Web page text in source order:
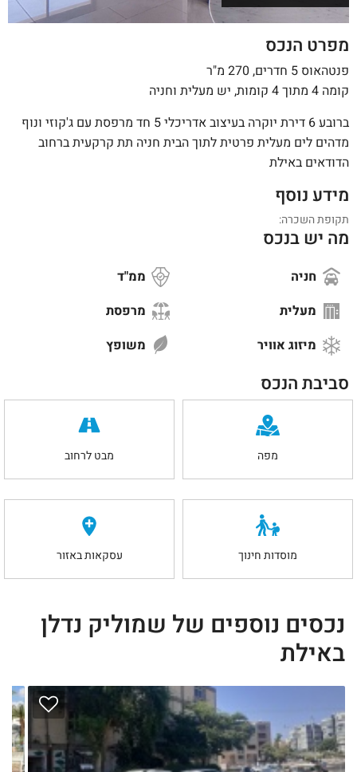
מפרט הנכס
פנטהאוס 5 חדרים, 270 מ"ר
קומה 4 מתוך 4 קומות, יש מעלית וחניה
ברובע 6 דירת יוקרה בעיצוב אדריכלי 5 חד מרפסת עם ג'קוזי ונוף
מדהים לים מעלית פרטית לתוך הבית חניה תת קרקעית ברחוב
הדודאים באילת
מידע נוסף
תקופת השכרה:
מה יש בנכס
חניה
ממ"ד
מעלית
מרפסת
מיזוג אוויר
משופץ
סביבת הנכס
מפה מבט לרחוב
מוסדות חינוך עסקאות באזור
נכסים נוספים של שמוליק נדלן
באילת